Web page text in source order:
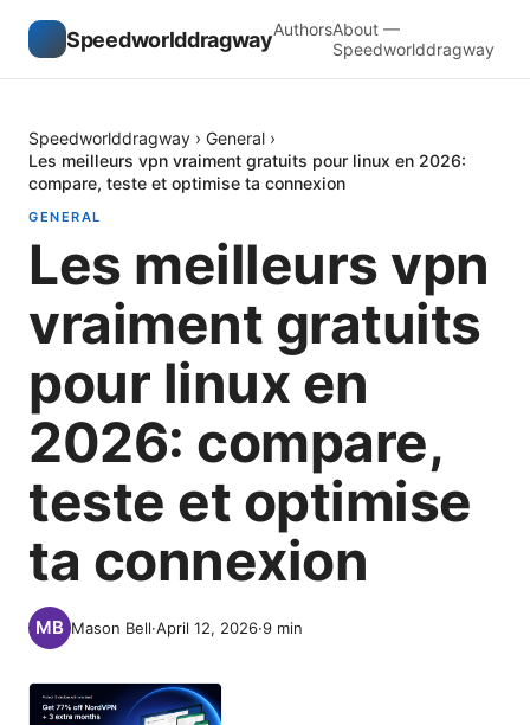
SpeedworlddragwayAuthorsAbout —
Speedworlddragway
Speedworlddragway › General ›
Les meilleurs vpn vraiment gratuits pour linux en 2026:
compare, teste et optimise ta connexion
GENERAL
Les meilleurs vpn
vraiment gratuits
pour linux en
2026: compare,
teste et optimise
ta connexion
Mason Bell·April 12, 2026·9 min